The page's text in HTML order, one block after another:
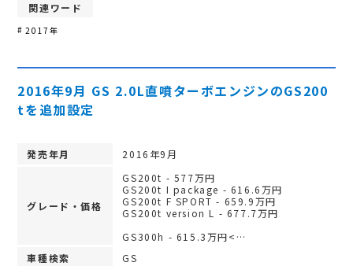
関連ワード
2017年
2016年9月 GS 2.0L直噴ターボエンジンのGS200
tを追加設定
発売年月 2016年9月
グレード・価格
GS200t - 577万円
GS200t I package - 616.6万円
GS200t F SPORT - 659.9万円
GS200t version L - 677.7万円
GS300h - 615.3万円<…
車種検索
GS